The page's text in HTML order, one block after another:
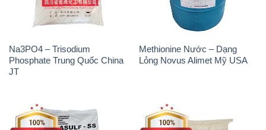
Na3PO4 – Trisodium
Phosphate Trung Quốc China
JT
Methionine Nước – Dạng
Lỏng Novus Alimet Mỹ USA